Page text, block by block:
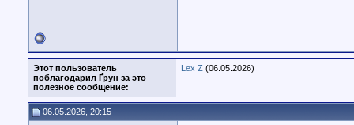
Этот пользователь
поблагодарил Ґрун за это
полезное сообщение:
Lex Z (06.05.2026)
06.05.2026, 20:15